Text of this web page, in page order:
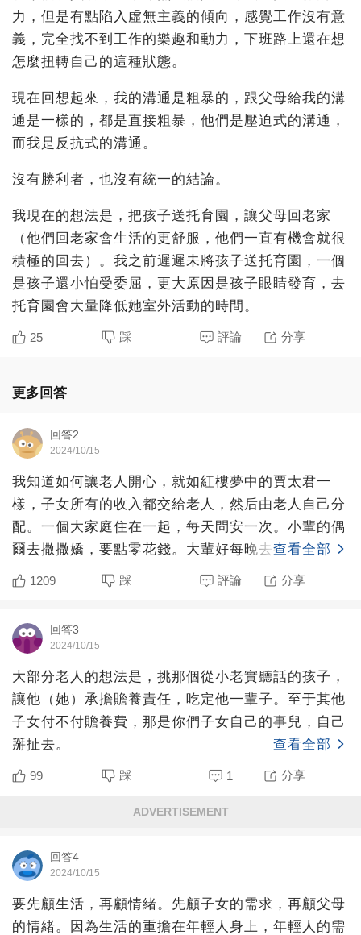
力，但是有點陷入虛無主義的傾向，感覺工作沒有意
義，完全找不到工作的樂趣和動力，下班路上還在想
怎麼扭轉自己的這種狀態。
現在回想起來，我的溝通是粗暴的，跟父母給我的溝
通是一樣的，都是直接粗暴，他們是壓迫式的溝通，
而我是反抗式的溝通。
沒有勝利者，也沒有統一的結論。
我現在的想法是，把孩子送托育園，讓父母回老家
（他們回老家會生活的更舒服，他們一直有機會就很
積極的回去）。我之前遲遲未將孩子送托育園，一個
是孩子還小怕受委屈，更大原因是孩子眼睛發育，去
托育園會大量降低她室外活動的時間。
25 踩 評論 分享
更多回答
回答2
2024/10/15
我知道如何讓老人開心，就如紅樓夢中的賈太君一
樣，子女所有的收入都交給老人，然后由老人自己分
配。一個大家庭住在一起，每天問安一次。小輩的偶
爾去撒撒嬌，要點零花錢。大輩好每晚去復述今天的
事情，由老人指點對
查看全部
1209 踩 評論 分享
回答3
2024/10/15
大部分老人的想法是，挑那個從小老實聽話的孩子，
讓他（她）承擔贍養責任，吃定他一輩子。至于其他
子女付不付贍養費，那是你們子女自己的事兒，自己
掰扯去。
查看全部
99 踩 1 分享
ADVERTISEMENT
回答4
2024/10/15
要先顧生活，再顧情緒。先顧子女的需求，再顧父母
的情緒。因為生活的重擔在年輕人身上，年輕人的需